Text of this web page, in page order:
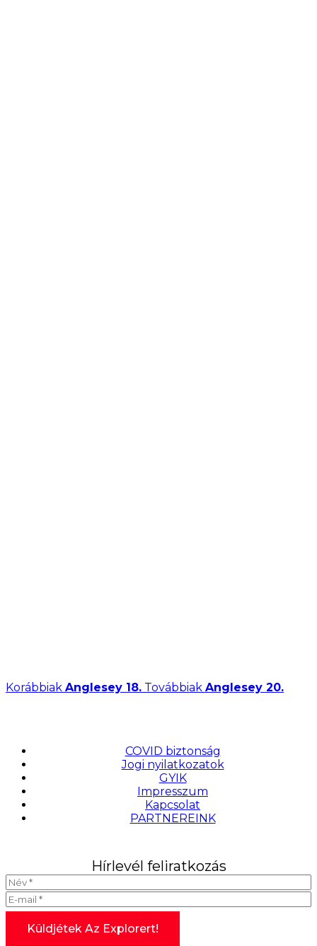
Korábbiak Anglesey 18. Továbbiak Anglesey 20.
COVID biztonság
Jogi nyilatkozatok
GYIK
Impresszum
Kapcsolat
PARTNEREINK
Hírlevél feliratkozás